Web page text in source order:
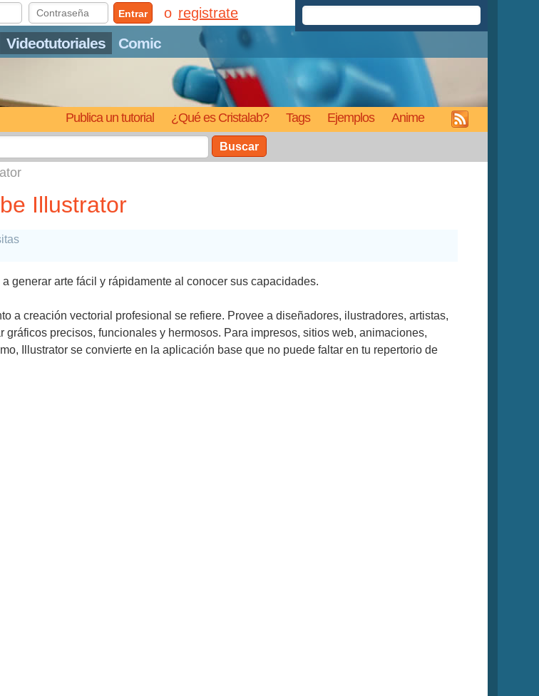
Videotutoriales Comic
Publica un tutorial ¿Qué es Cristalab? Tags Ejemplos Anime
Entrar registrate
Buscar
Illustrator
generar arte fácil y rápidamente al conocer sus capacidades.
a creación vectorial profesional se refiere. Provee a diseñadores, ilustradores, artistas,
precisos, funcionales y hermosos. Para impresos, sitios web, animaciones,
Illustrator se convierte en la aplicación base que no puede faltar en tu repertorio de